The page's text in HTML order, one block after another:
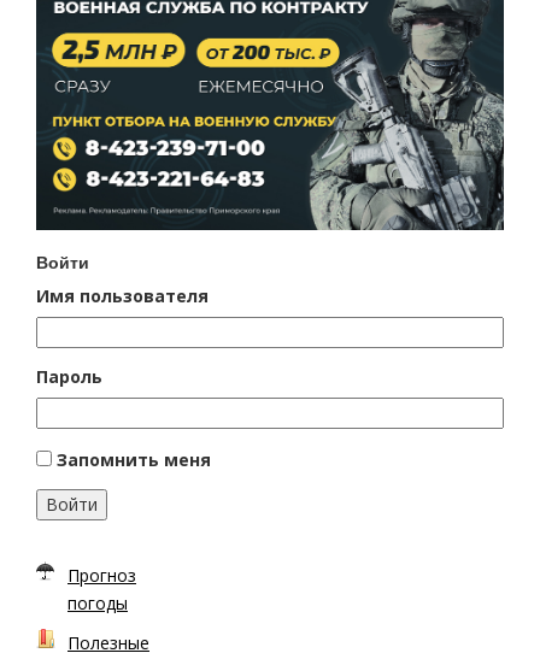
Войти
Имя пользователя
Пароль
Запомнить меня
Войти
Прогноз
погоды
Полезные